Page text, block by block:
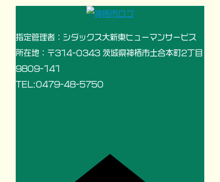
指定管理者：シダックス大新東ヒューマンサービス
所在地：〒314-0343 茨城県神栖市土合本町2丁目
9809-141
TEL:0479-48-5750